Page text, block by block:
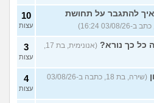
להתגבר על תחושת
10
עצות
כל כך נורא?
(אנונימית, בת 17,
3
עצות
(שירה, בת 18, כתבה ב-03/08/26
4
עצות